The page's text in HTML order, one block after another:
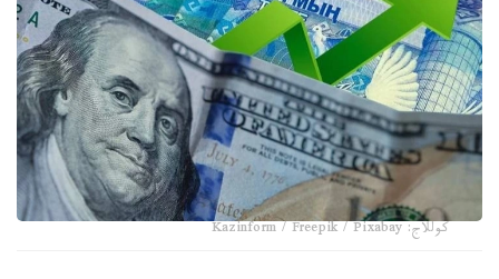
كوللاج: Kazinform / Freepik / Pixabay